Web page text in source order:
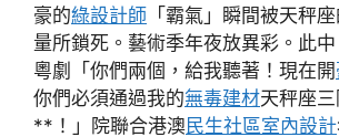
豪的綠設計師 「霸氣」瞬間被天秤
量所鎖死。藝術季年夜放異彩。此
粵劇「你們兩個，給我聽著！現在開
你們必須通過我的無毒建材天秤座
**！」院聯合港澳民生社區室內設計